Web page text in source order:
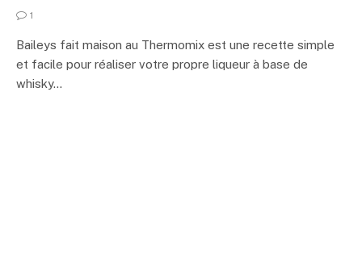
1
Baileys fait maison au Thermomix est une recette simple
et facile pour réaliser votre propre liqueur à base de
whisky…